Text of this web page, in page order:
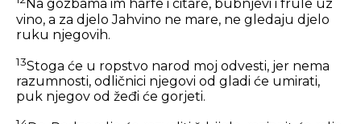
Na gozbama im harfe i citare, bubnjevi i frule uz
vino, a za djelo Jahvino ne mare, ne gledaju djelo
ruku njegovih.
13Stoga će u ropstvo narod moj odvesti, jer nema
razumnosti, odličnici njegovi od gladi će umirati,
puk njegov od žeđi će gorjeti.